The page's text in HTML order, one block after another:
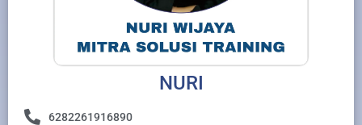
NURI
6282261916890